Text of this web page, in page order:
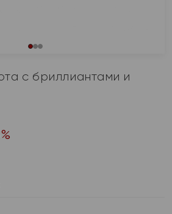
с бриллиантами и
%